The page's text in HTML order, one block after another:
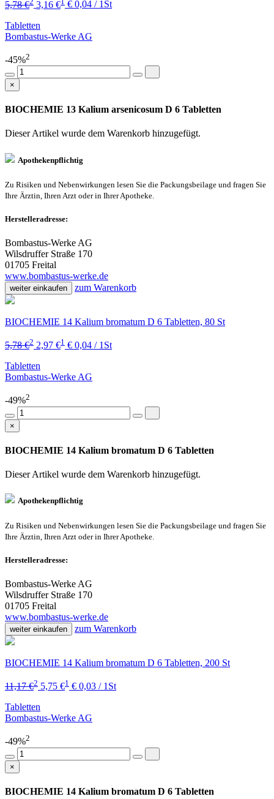
5,78 € 3,16 €
€ 0,04 / 1St
Tabletten
Bombastus-Werke AG
-45%2
×
BIOCHEMIE 13 Kalium arsenicosum D 6 Tabletten
Dieser Artikel wurde dem Warenkorb hinzugefügt.
Apothekenpflichtig
Zu Risiken und Nebenwirkungen lesen Sie die Packungsbeilage und fragen Sie
Ihre Ärztin, Ihren Arzt oder in Ihrer Apotheke.
Herstelleradresse:
Bombastus-Werke AG
Wilsdruffer Straße 170
01705 Freital
www.bombastus-werke.de
weiter einkaufen zum Warenkorb
BIOCHEMIE 14 Kalium bromatum D 6 Tabletten, 80 St
5,78 €2 2,97 €1 € 0,04 / 1St
Tabletten
Bombastus-Werke AG
-49%2
×
BIOCHEMIE 14 Kalium bromatum D 6 Tabletten
Dieser Artikel wurde dem Warenkorb hinzugefügt.
Apothekenpflichtig
Zu Risiken und Nebenwirkungen lesen Sie die Packungsbeilage und fragen Sie
Ihre Ärztin, Ihren Arzt oder in Ihrer Apotheke.
Herstelleradresse:
Bombastus-Werke AG
Wilsdruffer Straße 170
01705 Freital
www.bombastus-werke.de
weiter einkaufen zum Warenkorb
BIOCHEMIE 14 Kalium bromatum D 6 Tabletten, 200 St
11,17 €2 5,75 €1 € 0,03 / 1St
Tabletten
Bombastus-Werke AG
-49%2
×
BIOCHEMIE 14 Kalium bromatum D 6 Tabletten